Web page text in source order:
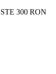
300 RON